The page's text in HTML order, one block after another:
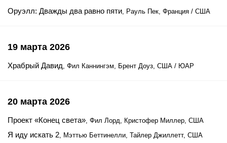
Оруэлл: Дважды два равно пяти, Рауль Пек, Франция / США
19 марта 2026
Храбрый Давид, Фил Каннингэм, Брент Доуз, США / ЮАР
20 марта 2026
Проект «Конец света», Фил Лорд, Кристофер Миллер, США
Я иду искать 2, Мэттью Беттинелли, Тайлер Джиллетт, США